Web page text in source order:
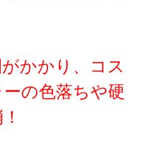
かかり、コス
の色落ちや硬